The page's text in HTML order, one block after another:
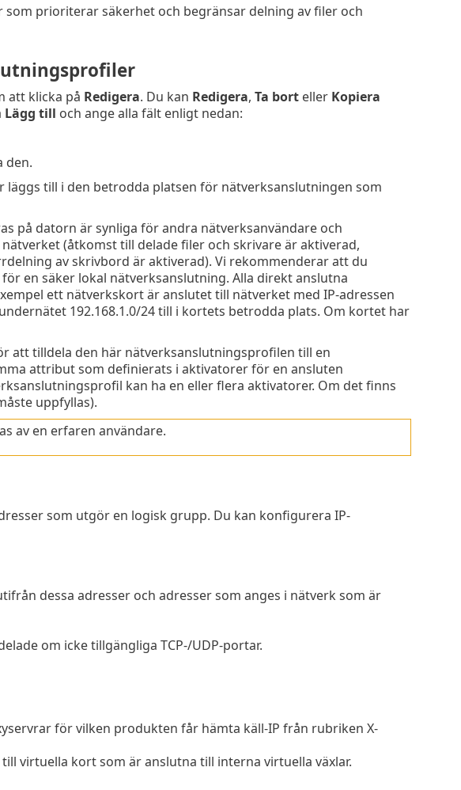
prioriterar säkerhet och begränsar delning av filer och
att klicka på Redigera. Du kan Redigera, Ta borteller Kopiera
Lägg till och ange alla fält enligt nedan:
den.
läggs till i den betrodda platsen för nätverksanslutningen som
på datorn är synliga för andra nätverksanvändare och
(åtkomst till delade filer och skrivare är aktiverad,
av skrivbord är aktiverad). Vi rekommenderar att du
en säker lokal nätverksanslutning. Alla direkt anslutna
ett nätverkskort är anslutet till nätverket med IP-adressen
192.168.1.0/24 till i kortets betrodda plats. Om kortet har
att tilldela den här nätverksanslutningsprofilen till en
attribut som definierats i aktivatorer för en ansluten
kan ha en eller flera aktivatorer. Om det finns
uppfyllas).
av en erfaren användare.
som utgör en logisk grupp. Du kan konfigurera IP-
dessa adresser och adresser som anges i nätverk som är
om icke tillgängliga TCP-/UDP-portar.
för vilken produkten får hämta käll-IP från rubriken X-
virtuella kort som är anslutna till interna virtuella växlar.